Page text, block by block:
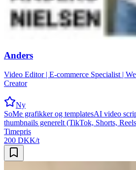
Anders
Video Editor | E-commerce Specialist |
Creator
Ny
SoMe grafikker og templatesAI video
thumbnails generelt (TikTok, Shorts,
Timepris
200 DKK/t